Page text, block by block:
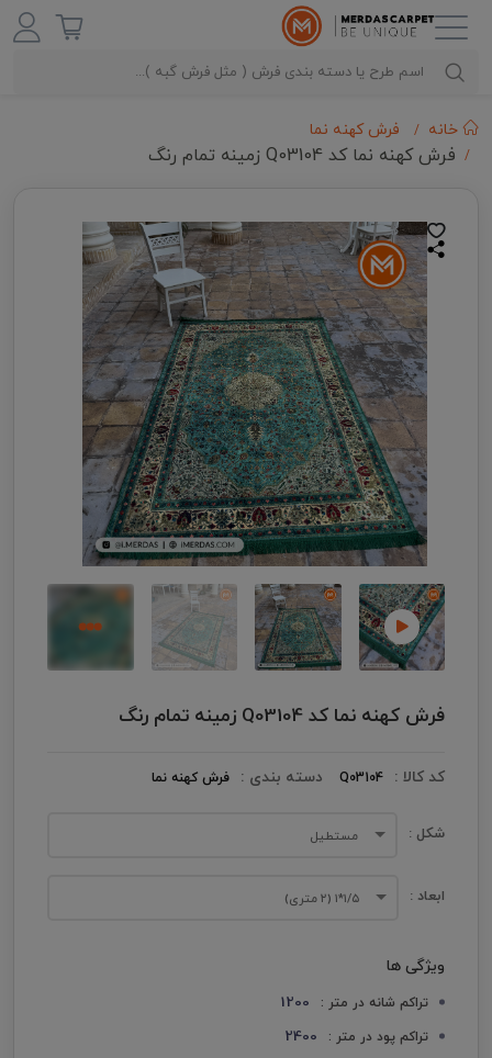
خانه فرش کهنه نما
فرش کهنه نما کد Q03104 زمینه تمام رنگ
فرش کهنه نما کد Q03104 زمینه تمام رنگ
کد کالا : Q03104 دسته بندی : فرش کهنه نما
شکل : مستطیل
ابعاد : ۱/۵*۱ (۲ متری)
ویژگی ها
تراکم شانه در متر : 1200
تراکم پود در متر : 2400